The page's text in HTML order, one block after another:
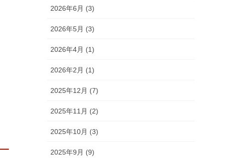
2026年6月 (3)
2026年5月 (3)
2026年4月 (1)
2026年2月 (1)
2025年12月 (7)
2025年11月 (2)
2025年10月 (3)
2025年9月 (9)